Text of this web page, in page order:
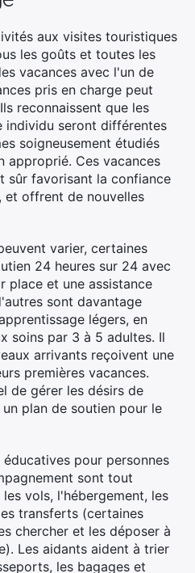
aux visites touristiques
les goûts et toutes les
vacances avec l'un de
pris en charge peut
reconnaissent que les
individu seront différentes
soigneusement étudiés
approprié. Ces vacances
sûr favorisant la confiance
et offrent de nouvelles
varier, certaines
24 heures sur 24 avec
place et une assistance
sont davantage
légers, en
soins par 3 à 5 adultes. Il
arrivants reçoivent une
premières vacances.
de gérer les désirs de
plan de soutien pour le
pour personnes
sont tout
vols, l'hébergement, les
transferts (certaines
chercher et les déposer à
Les aidants aident à trier
les bagages et